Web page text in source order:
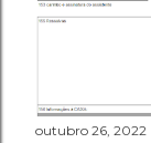
outubro 26, 2022